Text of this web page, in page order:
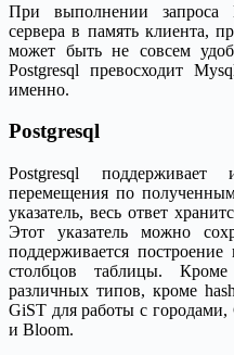
При выполнении запроса
сервера в память клиента,
может быть не совсем
Postgresql превосходит
именно.
Postgresql
Postgresql поддерживает
перемещения по
указатель, весь ответ
Этот указатель можно
поддерживается
столбцов таблицы.
различных типов, кроме
GiST для работы с
и Bloom.